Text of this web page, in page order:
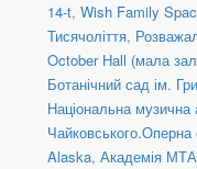
14-t, Wish Family
Тисячоліття,
October Hall (мала
Ботанічний сад ім.
Національна музична
Чайковського.Оперна
Alaska, Академія МТА